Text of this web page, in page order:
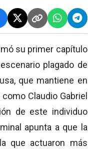
su primer capítulo
plagado de
que mantiene en
Claudio Gabriel
de este individuo
apunta a que la
que actuaron más